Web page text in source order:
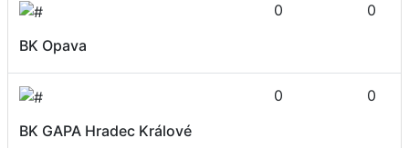
BK Opava
0 0
BK GAPA Hradec Králové
0 0